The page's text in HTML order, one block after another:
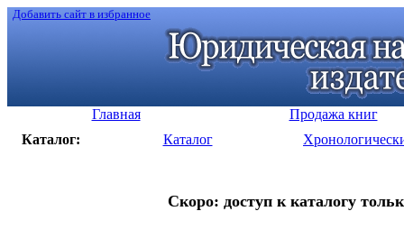
Добавить сайт в избранное
Главная
Продажа книг
Каталог:
Каталог
Скоро: доступ к каталогу